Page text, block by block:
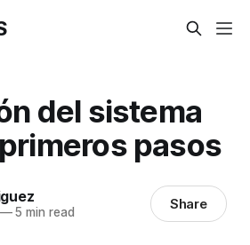
del sistema
pasos
—5 min read Share